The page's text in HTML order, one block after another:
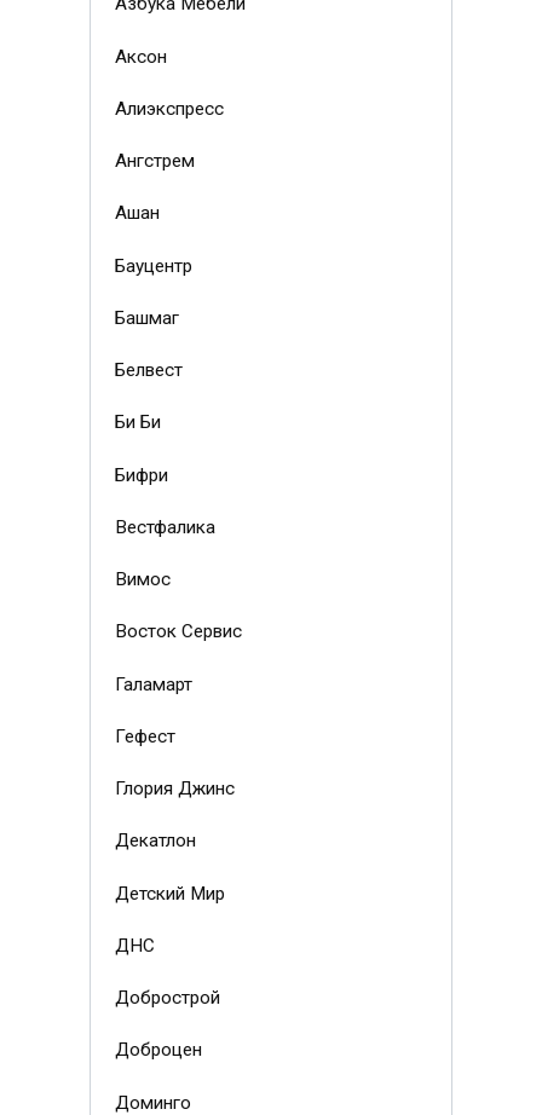
Аксон
Алиэкспресс
Ангстрем
Ашан
Бауцентр
Башмаг
Белвест
Би Би
Бифри
Вестфалика
Вимос
Восток Сервис
Галамарт
Гефест
Глория Джинс
Декатлон
Детский Мир
ДНС
Добрострой
Доброцен
Доминго